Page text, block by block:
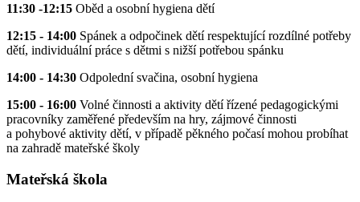
11:30 -12:15 Oběd a osobní hygiena dětí
12:15 - 14:00 Spánek a odpočinek dětí respektující rozdílné potřeby
dětí, individuální práce s dětmi s nižší potřebou spánku
14:00 - 14:30 Odpolední svačina, osobní hygiena
15:00 - 16:00 Volné činnosti a aktivity dětí řízené pedagogickými
pracovníky zaměřené především na hry, zájmové činnosti
a pohybové aktivity dětí, v případě pěkného počasí mohou probíhat
na zahradě mateřské školy
Mateřská škola